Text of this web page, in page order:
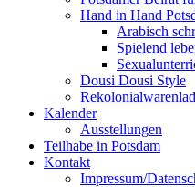
Hand in Hand
Arabisch
Spielend
Dousi Dousi Style
Kalender
Ausstellungen
Teilhabe in Potsdam
Kontakt
Impressum/